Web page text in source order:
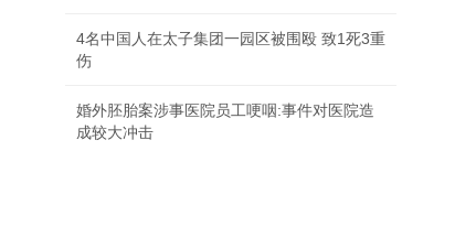
4名中国人在太子集团一园区被围殴 致1死3重
伤
婚外胚胎案涉事医院员工哽咽:事件对医院造
成较大冲击